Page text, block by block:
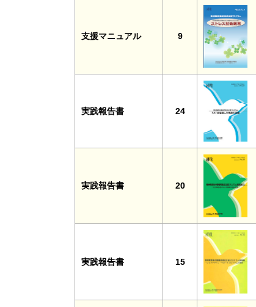
支援マニュアル 9
実践報告書 24
実践報告書 20
実践報告書 15